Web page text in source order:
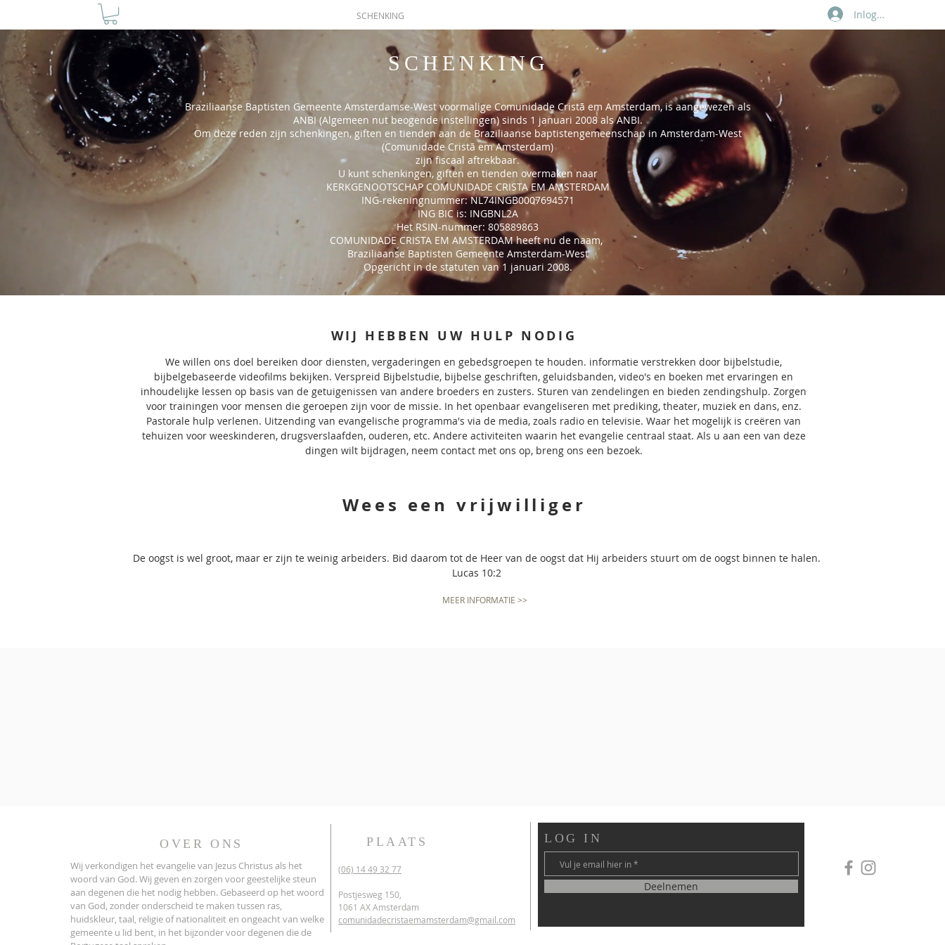
SCHENKING Inloggen
SCHENKING
Braziliaanse Baptisten Gemeente Amsterdamse-West voormalige Comunidade Cristã em Amsterdam, is aangewezen als
ANBI (Algemeen nut beogende instellingen) sinds 1 januari 2008 als ANBI.
Om deze reden zijn schenkingen, giften en tienden aan de Braziliaanse baptistengemeenschap in Amsterdam-West
(Comunidade Cristã em Amsterdam)
zijn fiscaal aftrekbaar.
U kunt schenkingen, giften en tienden overmaken naar
KERKGENOOTSCHAP COMUNIDADE CRISTA EM AMSTERDAM
ING-rekeningnummer: NL74INGB0007694571
ING BIC is: INGBNL2A
Het RSIN-nummer: 805889863
COMUNIDADE CRISTA EM AMSTERDAM heeft nu de naam,
Braziliaanse Baptisten Gemeente Amsterdam-West
Opgericht in de statuten van 1 januari 2008.
WIJ HEBBEN UW HULP NODIG
We willen ons doel bereiken door diensten, vergaderingen en gebedsgroepen te houden. informatie verstrekken door bijbelstudie,
bijbelgebaseerde videofilms bekijken. Verspreid Bijbelstudie, bijbelse geschriften, geluidsbanden, video's en boeken met ervaringen en
inhoudelijke lessen op basis van de getuigenissen van andere broeders en zusters. Sturen van zendelingen en bieden zendingshulp. Zorgen
voor trainingen voor mensen die geroepen zijn voor de missie. In het openbaar evangeliseren met prediking, theater, muziek en dans, enz.
Pastorale hulp verlenen. Uitzending van evangelische programma's via de media, zoals radio en televisie. Waar het mogelijk is creëren van
tehuizen voor weeskinderen, drugsverslaafden, ouderen, etc. Andere activiteiten waarin het evangelie centraal staat. Als u aan een van deze
dingen wilt bijdragen, neem contact met ons op, breng ons een bezoek.
Wees een vrijwilliger
De oogst is wel groot, maar er zijn te weinig arbeiders. Bid daarom tot de Heer van de oogst dat Hij arbeiders stuurt om de oogst binnen te halen.
Lucas 10:2
MEER INFORMATIE >>
OVER ONS
Wij verkondigen het evangelie van Jezus Christus als het
woord van God. Wij geven en zorgen voor geestelijke steun
aan degenen die het nodig hebben. Gebaseerd op het woord
van God, zonder onderscheid te maken tussen ras,
huidskleur, taal, religie of nationaliteit en ongeacht van welke
gemeente u lid bent, in het bijzonder voor degenen die de
PLAATS
(06) 14 49 32 77
Postjesweg 150,
1061 AX Amsterdam
comunidadecristaemamsterdam@gmail.com
LOG IN
Deelnemen